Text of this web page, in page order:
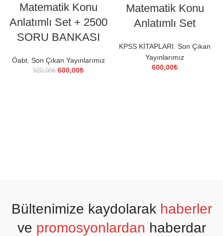
Matematik Konu
Anlatımlı Set + 2500
SORU BANKASI
Öabt, Son Çıkan Yayınlarımız
920,00₺ Orijinal
600,00₺Şu
Matematik Konu
Anlatımlı Set
KPSS KİTAPLARI Son Çıkan
Yayınlarımız
600,00₺
Bültenimize kaydolarak haberler
ve promosyonlardan haberdar